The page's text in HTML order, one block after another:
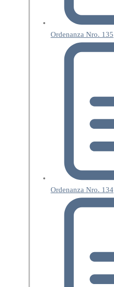
Ordenanza Nro. 135
Ordenanza Nro. 134